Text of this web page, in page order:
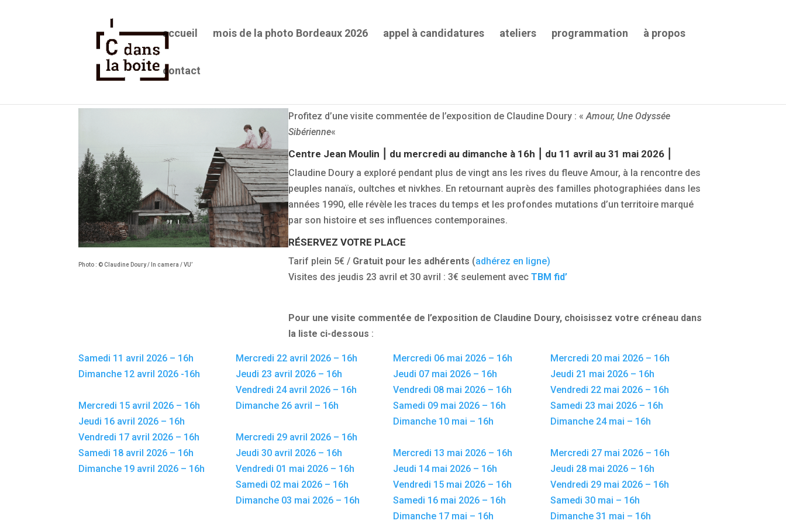
accueil mois de la photo Bordeaux 2026 appel à candidatures ateliers programmation à propos
contact
Visite commentée de l’exposition de Claudine Doury
Photo : © Claudine Doury / In camera / VU’
Profitez d’une visite commentée de l’exposition de Claudine Doury : « Amour, Une Odyssée
Sibérienne«
Centre Jean Moulin ⎮ du mercredi au dimanche à 16h ⎮ du 11 avril au 31 mai 2026 ⎮
Claudine Doury a exploré pendant plus de vingt ans les rives du fleuve Amour, à la rencontre des
peuples nanaïs, oultches et nivkhes. En retournant auprès des familles photographiées dans les
années 1990, elle révèle les traces du temps et les profondes mutations d’un territoire marqué
par son histoire et ses influences contemporaines.
RÉSERVEZ VOTRE PLACE
Tarif plein 5€ / Gratuit pour les adhérents (adhérez en ligne)
Visites des jeudis 23 avril et 30 avril : 3€ seulement avec TBM fid’
Pour une visite commentée de l’exposition de Claudine Doury, choisissez votre créneau dans
la liste ci-dessous :
Samedi 11 avril 2026 – 16h
Dimanche 12 avril 2026 -16h
Mercredi 15 avril 2026 – 16h
Jeudi 16 avril 2026 – 16h
Vendredi 17 avril 2026 – 16h
Samedi 18 avril 2026 – 16h
Dimanche 19 avril 2026 – 16h
Mercredi 22 avril 2026 – 16h
Jeudi 23 avril 2026 – 16h
Vendredi 24 avril 2026 – 16h
Dimanche 26 avril – 16h
Mercredi 29 avril 2026 – 16h
Jeudi 30 avril 2026 – 16h
Vendredi 01 mai 2026 – 16h
Samedi 02 mai 2026 – 16h
Dimanche 03 mai 2026 – 16h
Mercredi 06 mai 2026 – 16h
Jeudi 07 mai 2026 – 16h
Vendredi 08 mai 2026 – 16h
Samedi 09 mai 2026 – 16h
Dimanche 10 mai – 16h
Mercredi 13 mai 2026 – 16h
Jeudi 14 mai 2026 – 16h
Vendredi 15 mai 2026 – 16h
Samedi 16 mai 2026 – 16h
Dimanche 17 mai – 16h
Mercredi 20 mai 2026 – 16h
Jeudi 21 mai 2026 – 16h
Vendredi 22 mai 2026 – 16h
Samedi 23 mai 2026 – 16h
Dimanche 24 mai – 16h
Mercredi 27 mai 2026 – 16h
Jeudi 28 mai 2026 – 16h
Vendredi 29 mai 2026 – 16h
Samedi 30 mai – 16h
Dimanche 31 mai – 16h